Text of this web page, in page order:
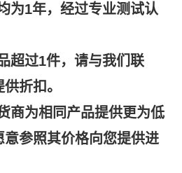
为1年，经过专业测试认
超过1件，请与我们联
折扣。
商为相同产品提供更为低
参照其价格向您提供进